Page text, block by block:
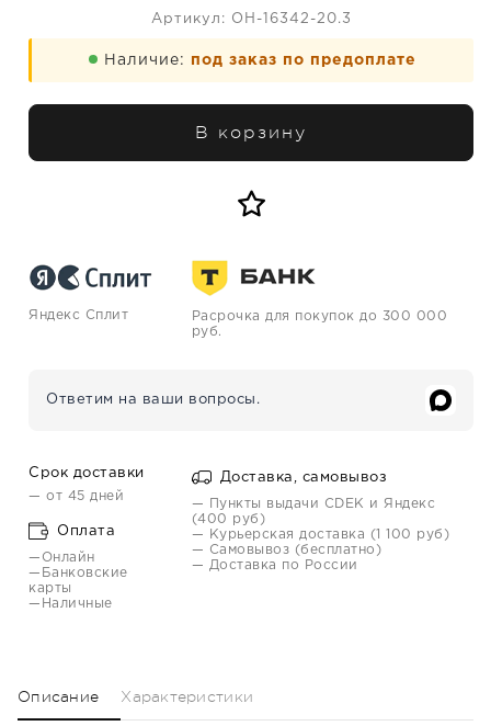
Артикул: OH-16342-20.3
Наличие: под заказ по предоплате
В корзину
Яндекс Сплит
Расрочка для покупок до 300 000
руб.
Ответим на ваши вопросы.
Срок доставки
— от 45 дней
Оплата
—Онлайн
—Банковские
карты
—Наличные
Доставка, самовывоз
— Пункты выдачи CDEK и Яндекс
(400 руб)
— Курьерская доставка (1 100 руб)
— Самовывоз (бесплатно)
— Доставка по России
Описание Характеристики